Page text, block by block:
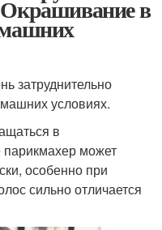
в
затруднительно
условиях.
в
может
особенно при
сильно отличается